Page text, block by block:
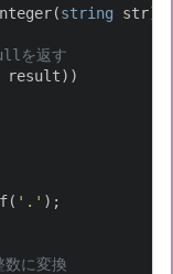
string str)
を返す
result))
'.' );
に変換